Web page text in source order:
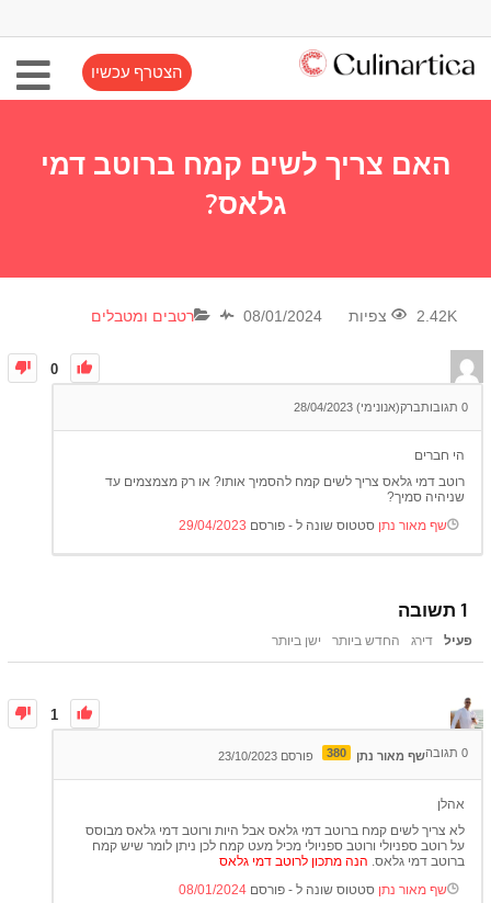
הצטרף עכשיו
האם צריך לשים קמח ברוטב דמי
גלאס?
2.42K צפיות 08/01/2024 רטבים ומטבלים
0
ברק(אנונימי) 28/04/2023 0 תגובות
הי חברים
רוטב דמי גלאס צריך לשים קמח להסמיך אותו? או רק מצמצמים עד
שניהיה סמיך?
שף מאור נתן סטטוס שונה ל - פורסם 29/04/2023
1 תשובה
פעיל דירג החדש ביותר ישן ביותר
1
שף מאור נתן 380 פורסם 23/10/2023 0 תגובה
אהלן
לא צריך לשים קמח ברוטב דמי גלאס אבל היות ורוטב דמי גלאס מבוסס
על רוטב ספניולי ורוטב ספניולי מכיל מעט קמח לכן ניתן לומר שיש קמח
ברוטב דמי גלאס. הנה מתכון לרוטב דמי גלאס
שף מאור נתן סטטוס שונה ל - פורסם 08/01/2024